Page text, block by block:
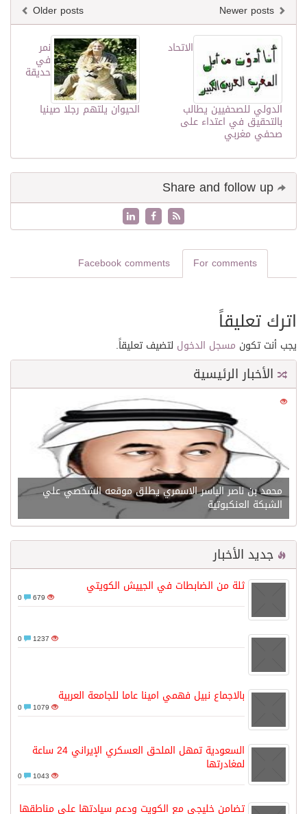
Older posts
نمر
في
حديقة
الحيوان يلتهم رجلا صينيا
الاتحاد
الدولي للصحفيين يطالب
بالتحقيق في اعتداء على
صحفي مغربي
For comments
Facebook comments
اترك تعليقاً
يجب أنت تكون مسجل الدخول لتضيف تعليقاً.
الأخبار الرئيسية
21666
محمد بن ناصر الياسر الاسمري يطلق موقعه الشخصي علي
الشبكة العنكبوتية
جديد الأخبار
ثلة من الضابطات في الجييش الكويتي
679
1237
بالاجماع نبيل فهمي امينا عاما للجامعة العربية
1079
السعودية تمهل الملحق العسكري الإيراني 24 ساعة
لمغادرتها
1043
تضامن خليجي مع الكويت ودعم سيادتها على مناطقها